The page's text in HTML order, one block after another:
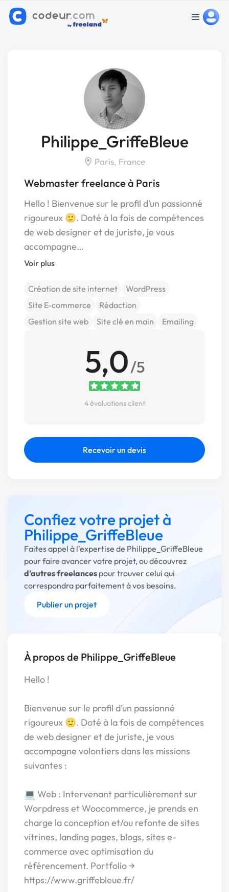
Philippe_GriffeBleue
Paris, France
Webmaster freelance à Paris
Hello ! Bienvenue sur le profil d’un passionné
rigoureux 🙂. Doté à la fois de compétences
de web designer et de juriste, je vous
accompagne…
Voir plus
Création de site internet
WordPress
Site E-commerce
Rédaction
Gestion site web
Site clé en main Emailing
5,0/5
4 évaluations client
Recevoir un devis
Confiez votre projet à
Philippe_GriffeBleue
Faites appel à l'expertise de Philippe_GriffeBleue
pour faire avancer votre projet, ou découvrez
d'autres freelances pour trouver celui qui
correspondra parfaitement à vos besoins.
Publier un projet
À propos de Philippe_GriffeBleue
Hello !
Bienvenue sur le profil d’un passionné
rigoureux 🙂. Doté à la fois de compétences
de web designer et de juriste, je vous
accompagne volontiers dans les missions
suivantes :
💻 Web : Intervenant particulièrement sur
Worpdress et Woocommerce, je prends en
charge la conception et/ou refonte de sites
vitrines, landing pages, blogs, sites e-
commerce avec optimisation du
référencement. Portfolio →
https://www.griffebleue.fr/